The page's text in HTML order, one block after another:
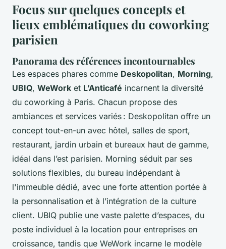
Focus sur quelques concepts et
lieux emblématiques du coworking
parisien
Panorama des références incontournables
Les espaces phares comme Deskopolitan, Morning,
UBIQ, WeWork et L’Anticafé incarnent la diversité
du coworking à Paris. Chacun propose des
ambiances et services variés : Deskopolitan offre un
concept tout-en-un avec hôtel, salles de sport,
restaurant, jardin urbain et bureaux haut de gamme,
idéal dans l’est parisien. Morning séduit par ses
solutions flexibles, du bureau indépendant à
l'immeuble dédié, avec une forte attention portée à
la personnalisation et à l’intégration de la culture
client. UBIQ publie une vaste palette d’espaces, du
poste individuel à la location pour entreprises en
croissance, tandis que WeWork incarne le modèle